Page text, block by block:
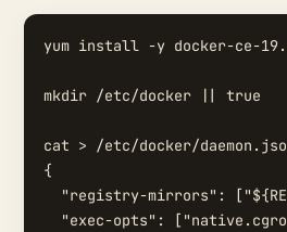
yum install -y docker-ce-
mkdir /etc/docker || true
cat > /etc/docker/
{
"registry-mirrors":
"exec-opts":